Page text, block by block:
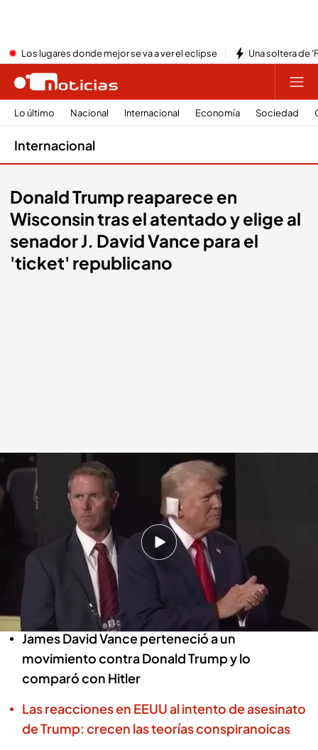
Los lugares donde mejor se va a ver el eclipse Una soltera de
Lo último Nacional Internacional Economía Sociedad
Internacional
Donald Trump reaparece en
Wisconsin tras el atentado y elige al
senador J. David Vance para el
'ticket' republicano
Donald Trump elige al senador J.D Vance como candidato a
vicepresidente
Redacción digital Noticias Cuatro Europa Press
16 JUL 2024 - 14:51h.
Donald Trump es oficialmente candidato
republicano a la presidencia de EE. UU. tras una
votación unánime
James David Vance perteneció a un
movimiento contra Donald Trump y lo
comparó con Hitler
Las reacciones en EEUU al intento de asesinato
de Trump: crecen las teorías conspiranoicas